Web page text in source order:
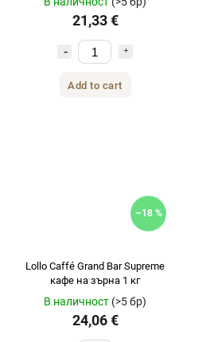
21,33 €
Add to cart
–18 %
Lollo Caffé Grand Bar Supreme
кафе на зърна 1 кг
В наличност (>5 бр)
24,06 €